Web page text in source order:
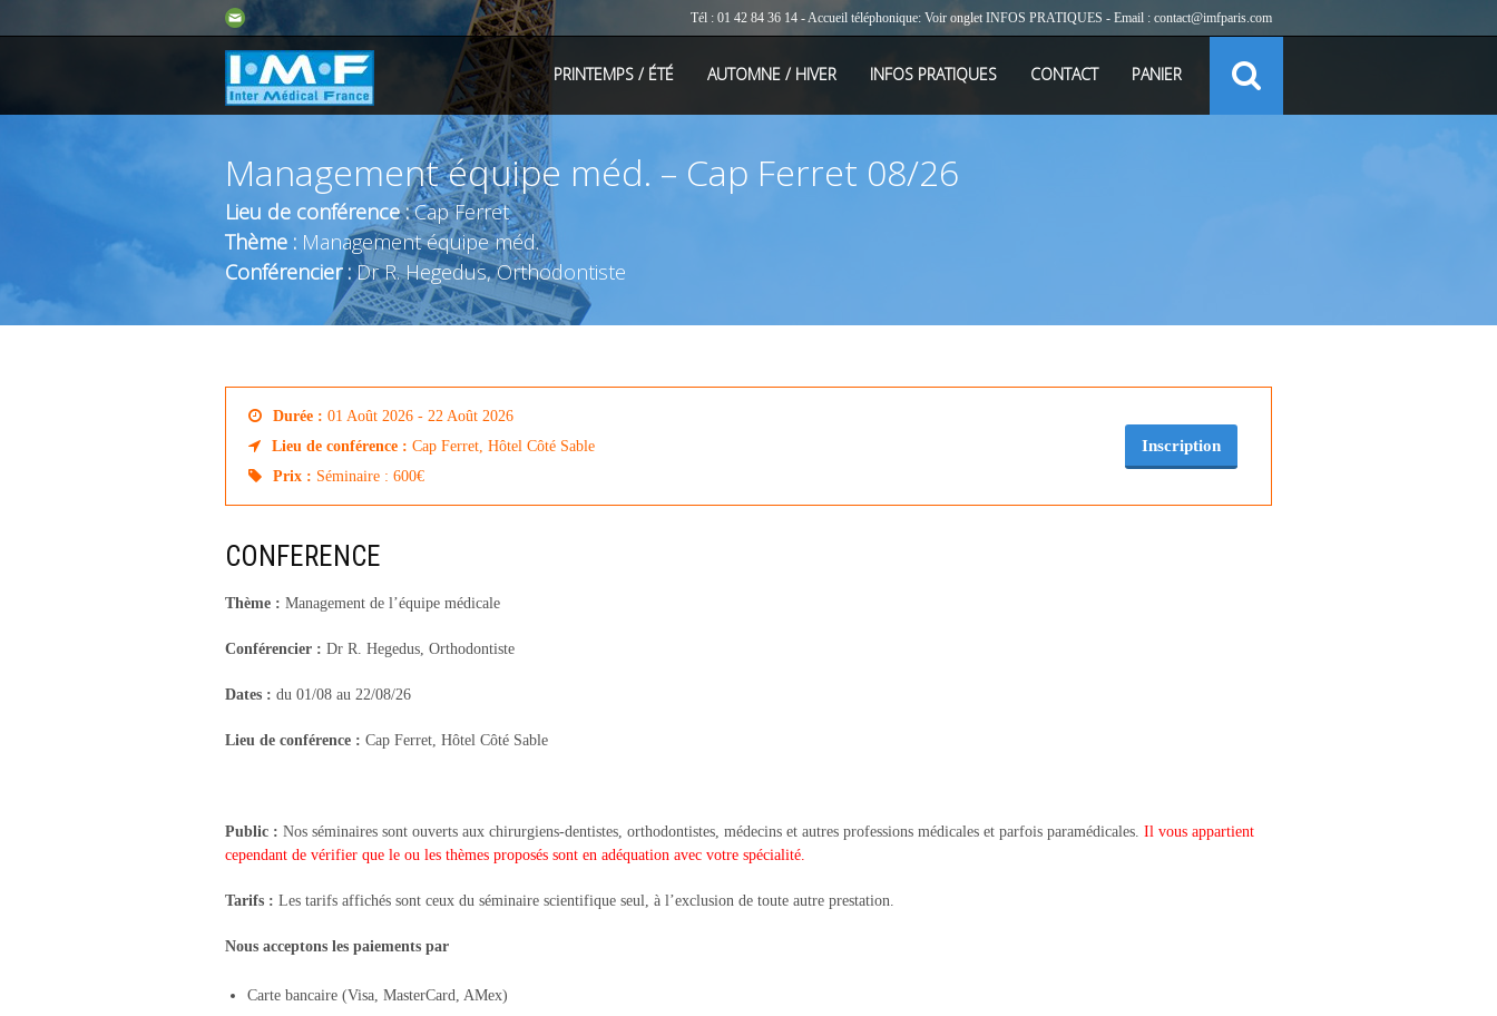
Tél : 01 42 84 36 14 - Accueil téléphonique: Voir onglet INFOS PRATIQUES - Email : contact@imfparis.com
PRINTEMPS / ÉTÉ AUTOMNE / HIVER INFOS PRATIQUES CONTACT PANIER
Management équipe méd. – Cap Ferret 08/26
Lieu de conférence :Cap Ferret
Thème : Management équipe méd.
Conférencier :Dr R. Hegedus, Orthodontiste
Durée : 01 Août 2026 - 22 Août 2026
Lieu de conférence : Cap Ferret, Hôtel Côté Sable
Prix : Séminaire : 600€
Inscription
CONFERENCE
Thème : Management de l’équipe médicale
Conférencier : Dr R. Hegedus, Orthodontiste
Dates : du 01/08 au 22/08/26
Lieu de conférence : Cap Ferret, Hôtel Côté Sable
Public : Nos séminaires sont ouverts aux chirurgiens-dentistes, orthodontistes, médecins et autres professions médicales et parfois paramédicales. Il vous appartient
cependant de vérifier que le ou les thèmes proposés sont en adéquation avec votre spécialité.
Tarifs : Les tarifs affichés sont ceux du séminaire scientifique seul, à l’exclusion de toute autre prestation.
Nous acceptons les paiements par
Carte bancaire (Visa, MasterCard, AMex)